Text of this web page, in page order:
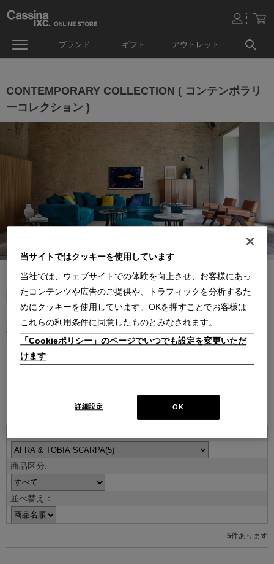
ブランド ギフト アウトレット
CONTEMPORARY COLLECTION ( コンテンポラリ
ーコレクション )
現代を代表する建築家やデザイナーとのコラボレーションによるコ
レクション。
デザイナーの創造性はもとより、そのデザインを支える職人技や素
材のクオリティがなければ、決して実現しないラインナップです。
デザイナー紹介を見る
並べ替え：
5件あります
当サイトではクッキーを使用しています
当社では、ウェブサイトでの体験を向上させ、お客様にあっ
たコンテンツや広告のご提供や、トラフィックを分析するた
めにクッキーを使用しています。OKを押すことでお客様は
これらの利用条件に同意したものとみなされます。
「Cookieポリシー」のページでいつでも設定を変更いただ
けます
OK
詳細設定